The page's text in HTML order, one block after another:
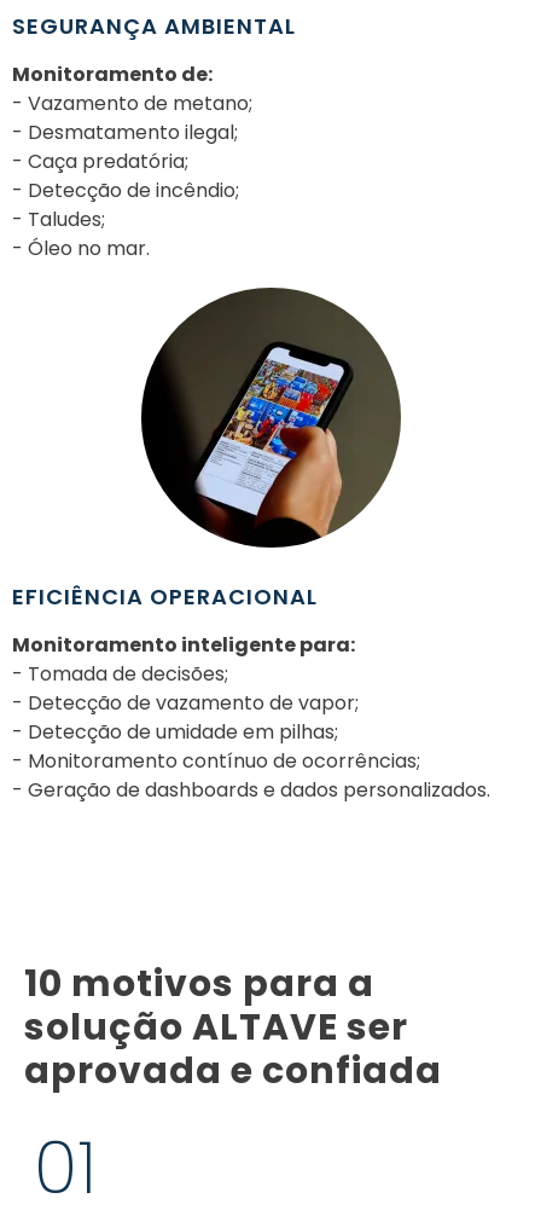
SEGURANÇA AMBIENTAL
Monitoramento de:
- Vazamento de metano;
- Desmatamento ilegal;
- Caça predatória;
- Detecção de incêndio;
- Taludes;
- Óleo no mar.
EFICIÊNCIA OPERACIONAL
Monitoramento inteligente para:
- Tomada de decisões;
- Detecção de vazamento de vapor;
- Detecção de umidade em pilhas;
- Monitoramento contínuo de ocorrências;
- Geração de dashboards e dados personalizados.
10 motivos para a
solução ALTAVE ser
aprovada e confiada
01